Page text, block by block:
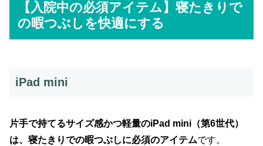
【入院中の必須アイテム】寝たきりで
の暇つぶしを快適にする
iPad mini
片手で持てるサイズ感かつ軽量のiPad mini（第6世代）
は、寝たきりでの暇つぶしに必須のアイテムです。